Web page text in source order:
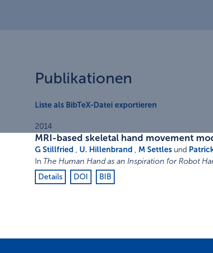
Publikationen
Liste als BibTeX-Datei exportieren
2014
MRI-based skeletal hand movement
G Stillfried U. Hillenbrand M Settles und
In The Human Hand as an Inspiration for Robot
Details
DOI BIB